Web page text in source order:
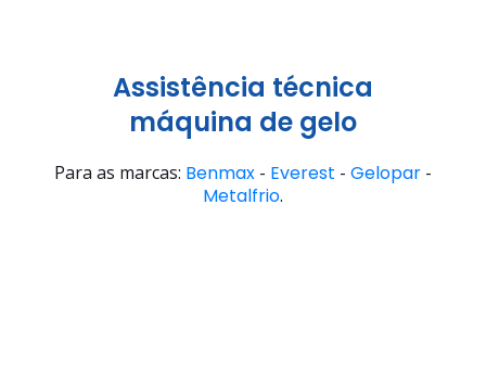
Assistência técnica
máquina de gelo
Para as marcas: Benmax - Everest - Gelopar -
Metalfrio.